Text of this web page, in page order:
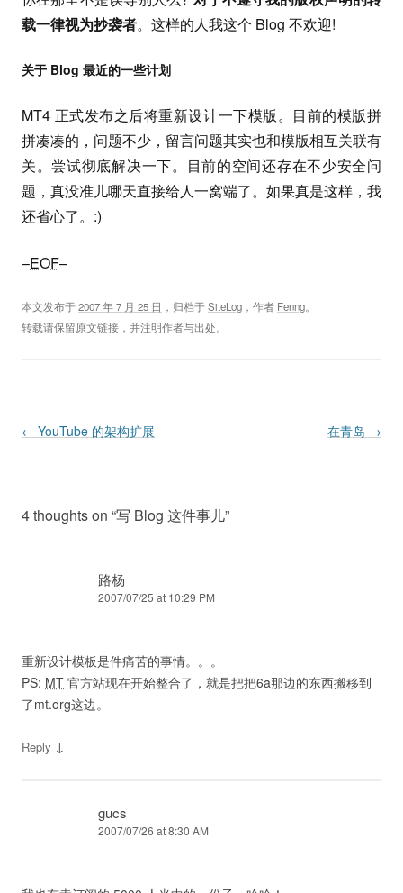
载一律视为抄袭者。这样的人我这个 Blog 不欢迎!
关于 Blog 最近的一些计划
MT4 正式发布之后将重新设计一下模版。目前的模版拼
拼凑凑的，问题不少，留言问题其实也和模版相互关联有
关。尝试彻底解决一下。目前的空间还存在不少安全问
题，真没准儿哪天直接给人一窝端了。如果真是这样，我
还省心了。:)
–EOF–
本文发布于2007 年 7 月 25 日 ，归档于SiteLog ，作者 Fenng。
转载请保留原文链接，并注明作者与出处。
Post navigation
← YouTube 的架构扩展 在青岛 →
4 thoughts on “写 Blog 这件事儿”
路杨
2007/07/25 at 10:29 PM
重新设计模板是件痛苦的事情。。。
PS: MT 官方站现在开始整合了，就是把把6a那边的东西搬移到
了mt.org这边。
Reply ↓
gucs
2007/07/26 at 8:30 AM